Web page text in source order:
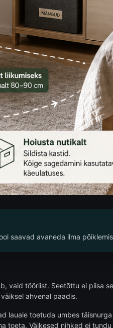
saavad avaneda ilma
vaid tööriist. Seetõttu ei piisa
ahvenal paadis.
toetuda umbes
toeta. Väikesed nihked ei